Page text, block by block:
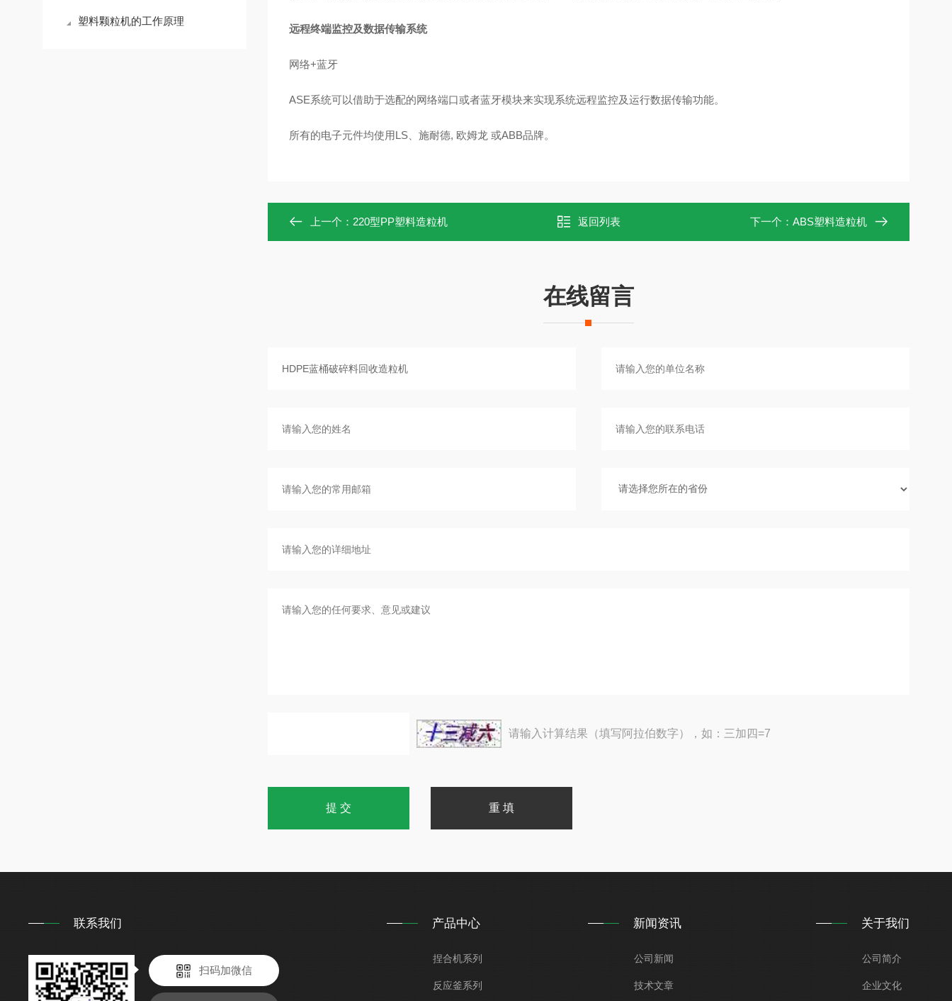
塑料颗粒机的工作原理
远程终端监控及数据传输系统
网络+蓝牙
ASE系统可以借助于选配的网络端口或者蓝牙模块来实现系统远程监控及运行数据传输功能。
所有的电子元件均使用LS、施耐德, 欧姆龙 或ABB品牌。
上一个： 220型PP塑料造粒机 返回列表 下一个： ABS塑料造粒机
在线留言
请输入计算结果（填写阿拉伯数字），如：三加四=7
联系我们
扫码加微信
产品中心
捏合机系列
反应釜系列
新闻资讯
公司新闻
技术文章
关于我们
公司简介
企业文化